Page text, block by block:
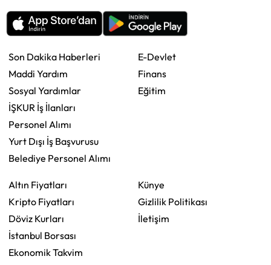
Son Dakika Haberleri
Maddi Yardım
Sosyal Yardımlar
İŞKUR İş İlanları
Personel Alımı
Yurt Dışı İş Başvurusu
Belediye Personel Alımı
E-Devlet
Finans
Eğitim
Altın Fiyatları
Kripto Fiyatları
Döviz Kurları
İstanbul Borsası
Ekonomik Takvim
Künye
Gizlilik Politikası
İletişim